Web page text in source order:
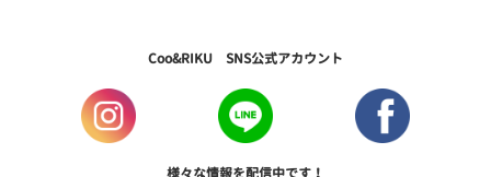
Coo&RIKU SNS公式アカウント
様々な情報を配信中です！